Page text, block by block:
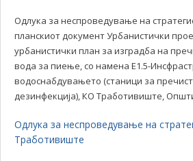
Одлука за неспроведување на
планскиот документ Урбанистички
урбанистички план за изградба на
вода за пиење, со намена Е1.5-
водоснабдувањето (станици за
дезинфекција), КО Тработивиште,
Одлука за неспроведување на
Тработивиште